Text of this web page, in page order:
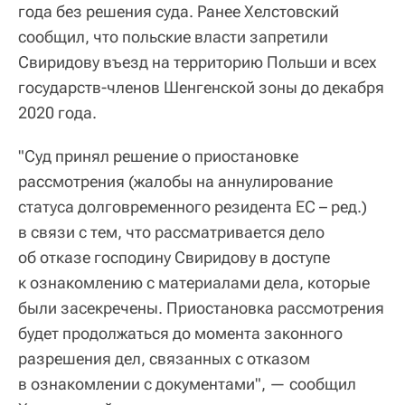
года без решения суда. Ранее Хелстовский
сообщил, что польские власти запретили
Свиридову въезд на территорию Польши и всех
государств-членов Шенгенской зоны до декабря
2020 года.
"Суд принял решение о приостановке
рассмотрения (жалобы на аннулирование
статуса долговременного резидента ЕС – ред.)
в связи с тем, что рассматривается дело
об отказе господину Свиридову в доступе
к ознакомлению с материалами дела, которые
были засекречены. Приостановка рассмотрения
будет продолжаться до момента законного
разрешения дел, связанных с отказом
в ознакомлении с документами", — сообщил